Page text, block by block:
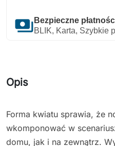
payments Bezpieczne
BLIK, Karta, Szybkie
Opis
Forma kwiatu sprawia, że
wkomponować w
domu, jak i na zewnątrz.